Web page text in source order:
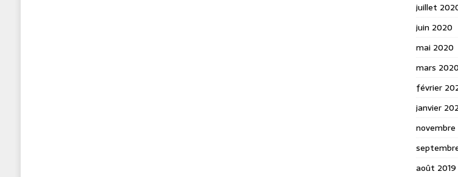
juillet
juin 2020
mai 2020
mars 2020
février
janvier
novembre
août 2019